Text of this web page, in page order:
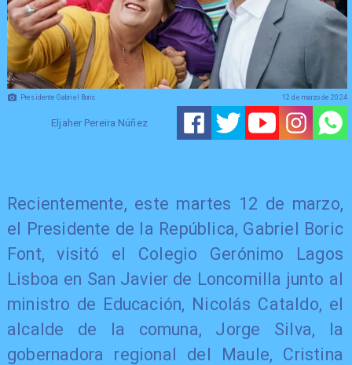
Presidente Gabriel Boric
Eljaher Pereira Núñez
12 de marzo de 2024
Recientemente, este martes 12 de marzo,
el Presidente de la República, Gabriel Boric
Font, visitó el Colegio Gerónimo Lagos
Lisboa en San Javier de Loncomilla junto al
ministro de Educación, Nicolás Cataldo, el
alcalde de la comuna, Jorge Silva, la
gobernadora regional del Maule, Cristina